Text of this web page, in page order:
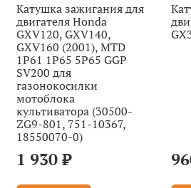
Катушка зажигания для
двигателя Honda
GXV120, GXV140,
GXV160 (2001), MTD
1P61 1P65 5P65 GGP
SV200 для
газонокосилки
мотоблока
культиватора (30500-
ZG9-801, 751-10367,
18550070-0)
1 930 ₽